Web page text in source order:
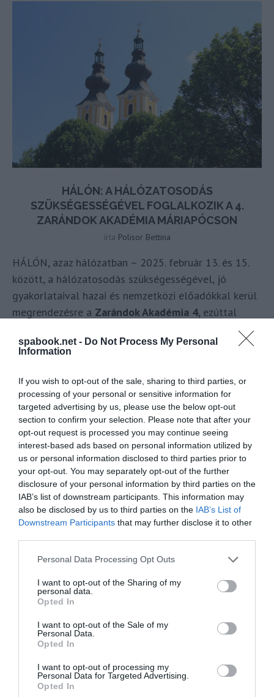
spabook.net - Do Not Process My Personal
Information
If you wish to opt-out of the sale, sharing to third parties, or
processing of your personal or sensitive information for
targeted advertising by us, please use the below opt-out
section to confirm your selection. Please note that after your
opt-out request is processed you may continue seeing
interest-based ads based on personal information utilized by
us or personal information disclosed to third parties prior to
your opt-out. You may separately opt-out of the further
disclosure of your personal information by third parties on the
IAB’s list of downstream participants. This information may
also be disclosed by us to third parties on the IAB’s List of
Downstream Participants that may further disclose it to other
Please note that this website/app uses one or more Google
not limited to your visit or usage behaviour. You may click to
grant or deny consent to Google and its third-party tags to
use your data for below specified purposes in below Google
consent section.
Personal Data Processing Opt Outs
I want to opt-out of the Sharing of my
personal data.
Opted In
I want to opt-out of the Sale of my
Personal Data.
Opted In
I want to opt-out of processing my
Personal Data for Targeted Advertising.
Opted In
HÁLÓN: A HÁLÓZATOSODÁS
SZÜKSÉGESSÉGÉVEL FOGLALKOZIK A 4.
ZARÁNDOK AKADÉMIA MÁRIAPÓCSON
írta Polisor Bettina
HÁLÓN, azaz hálózatban – 2025. február 13. és 15.
között, a hálózatosodás szükségességével, jó
gyakorlataival hazai és nemzetközi előadókkal kerül
megrendezésre a Zarándok Akadémia 4, ezúttal
ZARÁNDOK AKADÉMIA AZ IDÉN 800 ÉVES
PANNONHALMÁN